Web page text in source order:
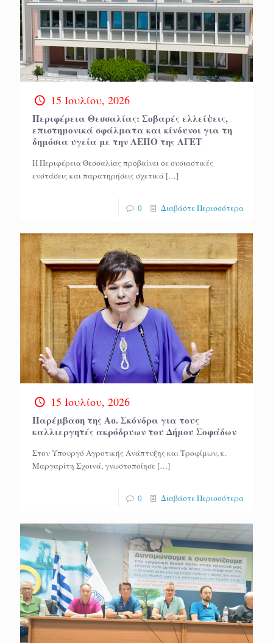
15 Ιουλίου, 2026
Περιφέρεια Θεσσαλίας: Σοβαρές ελλείψεις,
επιστημονικά σφάλματα και κίνδυνοι για τη
δημόσια υγεία με την ΑΕΠΟ της ΑΓΕΤ
Η Περιφέρεια Θεσσαλίας προβαίνει σε ουσιαστικές
ενστάσεις και παρατηρήσεις σχετικά […]
0 Διαβάστε Περισσότερα
15 Ιουλίου, 2026
Παρέμβαση της Ασ. Σκόνδρα για τους
καλλιεργητές ακρόδρυων του Δήμου Σοφάδων
Στον Υπουργό Αγροτικής Ανάπτυξης και Τροφίμων, κ.
Μαργαρίτη Σχοινά, γνωστοποίησε […]
0 Διαβάστε Περισσότερα